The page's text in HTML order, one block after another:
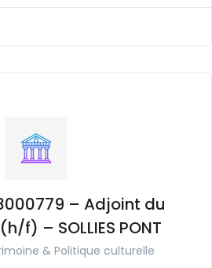
– Adjoint du
f) – SOLLIES PONT
& Politique culturelle